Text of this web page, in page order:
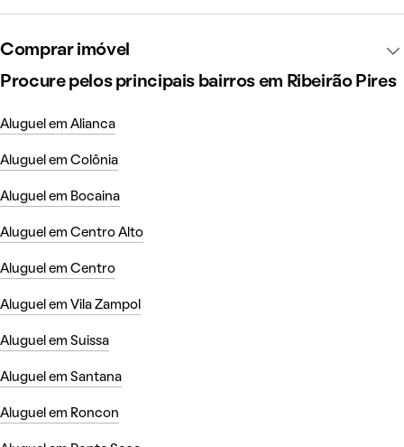
Comprar imóvel
Procure pelos principais bairros em Ribeirão Pires
Aluguel em Alianca
Aluguel em Colônia
Aluguel em Bocaina
Aluguel em Centro Alto
Aluguel em Centro
Aluguel em Vila Zampol
Aluguel em Suissa
Aluguel em Santana
Aluguel em Roncon